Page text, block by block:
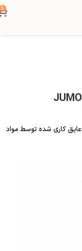
0
ترموکوپل هد دار میله ای مدل JUMO 901220 عایق کاری شده توسط مواد